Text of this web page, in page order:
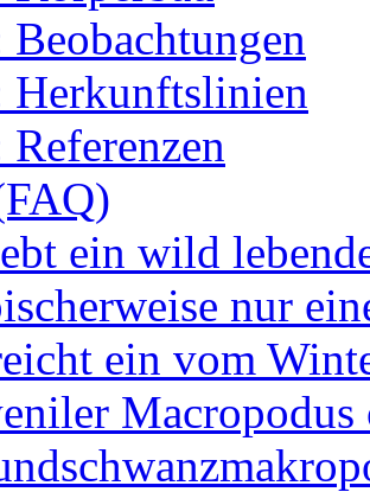
Herkunftslinien
ein wild
nur
ein vom
Macropodus